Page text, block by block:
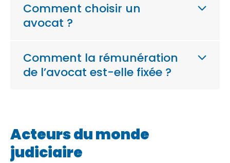
Comment choisir un
avocat ?
Comment la rémunération
de l’avocat est-elle fixée ?
Acteurs du monde
judiciaire